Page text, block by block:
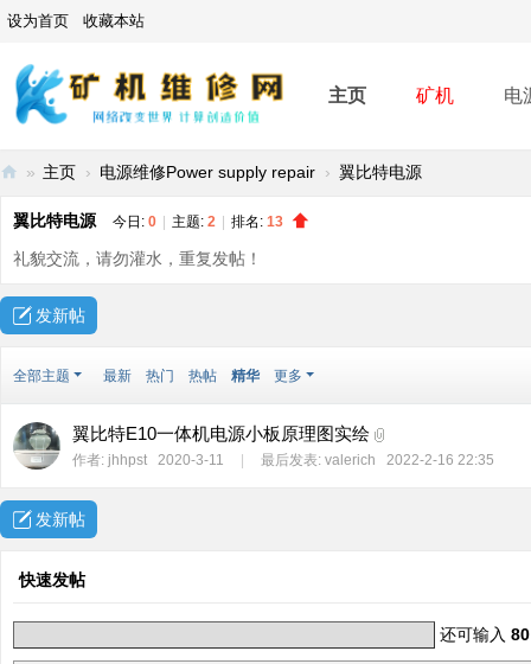
设为首页 收藏本站
主页 矿机 电
修
SI
mi
ep
air
» 主页 › 电源维修Power supply repair › 翼比特电源
翼比特电源 今日: 0 主题: 2 排名: 13
礼貌交流，请勿灌水，重复发帖！
发新帖
全部主题 最新 热门 热帖 精华 更多
翼比特E10一体机电源小板原理图实绘
作者: jhhpst 2020-3-11 最后发表: valerich 2022-2-16 22:35
发新帖
快速发帖
还可输入 80